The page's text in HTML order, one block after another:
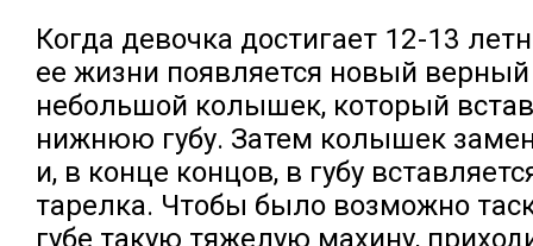
Когда девочка достигает 12-13
ее жизни появляется новый
небольшой колышек, который
нижнюю губу. Затем колышек
и, в конце концов, в губу
тарелка. Чтобы было возможно
губе такую тяжелую махину,